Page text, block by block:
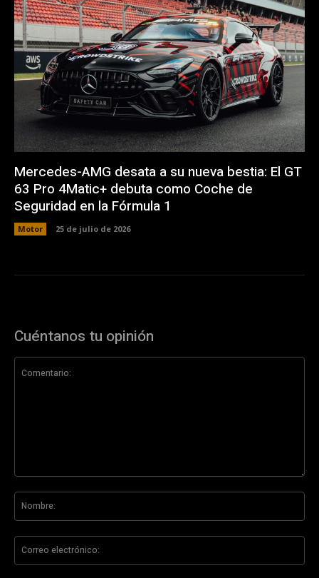
Mercedes-AMG desata a su nueva bestia: El GT
63 Pro 4Matic+ debuta como Coche de
Seguridad en la Fórmula 1
Motor 25 de julio de 2026
Cuéntanos tu opinión